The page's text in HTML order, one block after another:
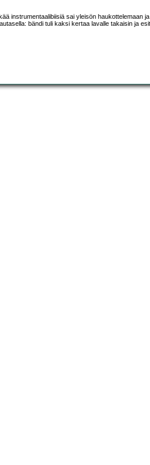
instrumentaalibiisiä sai yleisön haukottelemaan
bändi tuli kaksi kertaa lavalle takaisin ja